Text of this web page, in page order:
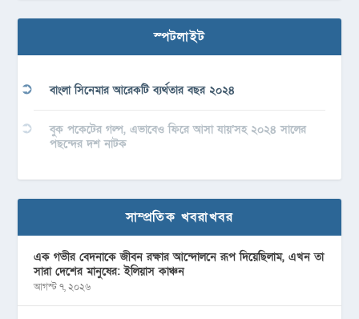
স্পটলাইট
বাংলা সিনেমার আরেকটি ব্যর্থতার বছর ২০২৪
বুক পকেটের গল্প, এভাবেও ফিরে আসা যায়’সহ ২০২৪ সালের
পছন্দের দশ নাটক
সাম্প্রতিক খবরাখবর
এক গভীর বেদনাকে জীবন রক্ষার আন্দোলনে রূপ দিয়েছিলাম, এখন তা
সারা দেশের মানুষের: ইলিয়াস কাঞ্চন
আগস্ট ৭, ২০২৬